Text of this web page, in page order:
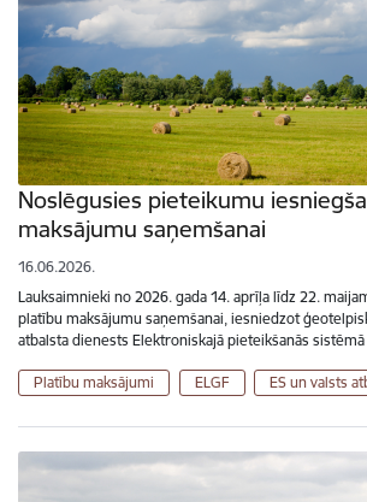
Noslēgusies pieteikumu
maksājumu saņemšanai
16.06.2026.
Lauksaimnieki no 2026. gada 14. aprīļa līdz 22.
platību maksājumu saņemšanai, iesniedzot
atbalsta dienests Elektroniskajā pieteikšanās
Platību maksājumi ELGF ES un valsts